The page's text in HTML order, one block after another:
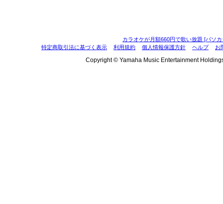
カラオケが月額660円で歌い放題 [パソ
特定商取引法に基づく表示
利用規約 個人情報保護方針 ヘルプ お
Copyright © Yamaha Music Entertainment